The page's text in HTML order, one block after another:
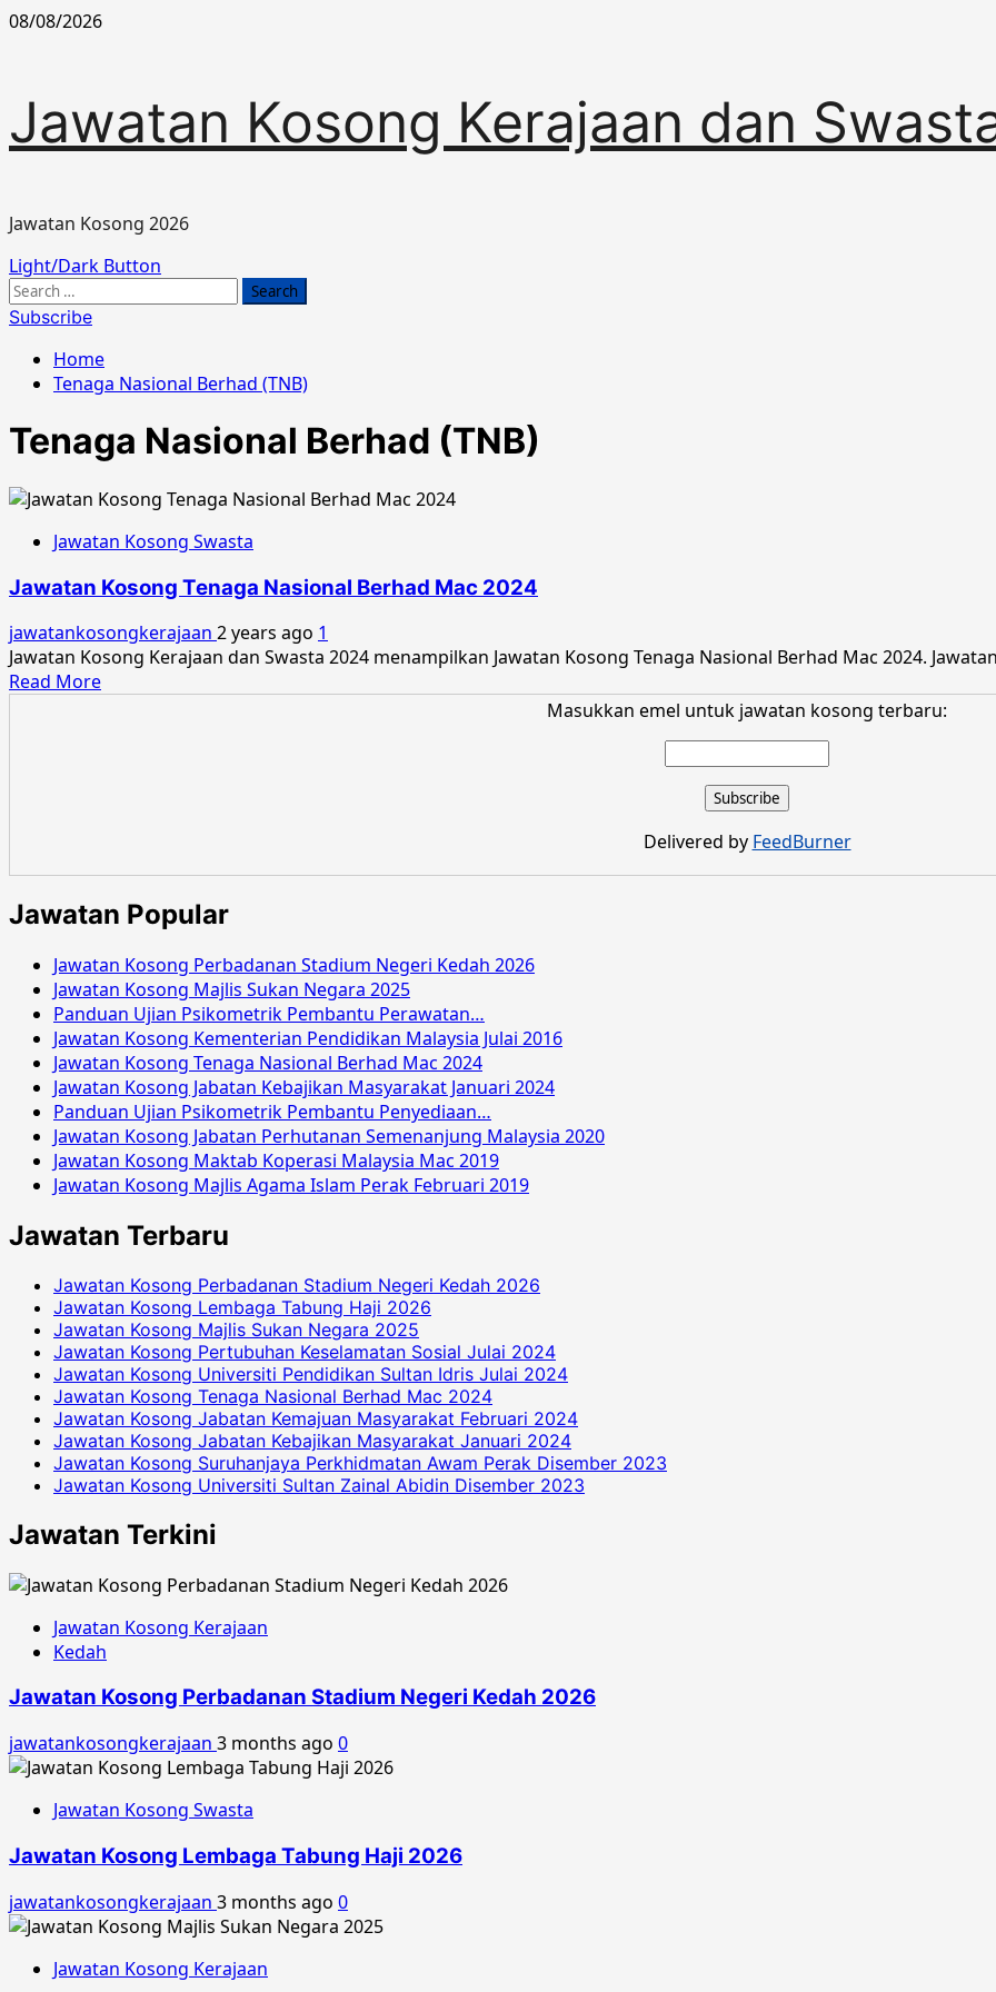
Skip
08/08/2026
Jawatan Kosong Kerajaan dan
Jawatan Kosong 2026
Primary
Menu
Light/Dark Button
Search
for:
Subscribe
Home
Tenaga Nasional Berhad (TNB)
Tenaga Nasional Berhad (TNB)
Jawatan Kosong Swasta
Jawatan Kosong Tenaga Nasional Berhad Mac 2024
jawatankosongkerajaan 2 years ago 1
Jawatan Kosong Kerajaan dan Swasta 2024 menampilkan Jawatan Kosong Tenaga Nasional Berhad Mac 2024.
Read MoreRead
Mac
2024
Masukkan emel untuk jawatan kosong terbaru:
Delivered by FeedBurner
Jawatan Popular
Jawatan Kosong Perbadanan Stadium Negeri Kedah 2026
Jawatan Kosong Majlis Sukan Negara 2025
Panduan Ujian Psikometrik Pembantu Perawatan…
Jawatan Kosong Kementerian Pendidikan Malaysia Julai 2016
Jawatan Kosong Tenaga Nasional Berhad Mac 2024
Jawatan Kosong Jabatan Kebajikan Masyarakat Januari 2024
Panduan Ujian Psikometrik Pembantu Penyediaan…
Jawatan Kosong Jabatan Perhutanan Semenanjung Malaysia 2020
Jawatan Kosong Maktab Koperasi Malaysia Mac 2019
Jawatan Kosong Majlis Agama Islam Perak Februari 2019
Jawatan Terbaru
Jawatan Kosong Perbadanan Stadium Negeri Kedah 2026
Jawatan Kosong Lembaga Tabung Haji 2026
Jawatan Kosong Majlis Sukan Negara 2025
Jawatan Kosong Pertubuhan Keselamatan Sosial Julai 2024
Jawatan Kosong Universiti Pendidikan Sultan Idris Julai 2024
Jawatan Kosong Tenaga Nasional Berhad Mac 2024
Jawatan Kosong Jabatan Kemajuan Masyarakat Februari 2024
Jawatan Kosong Jabatan Kebajikan Masyarakat Januari 2024
Jawatan Kosong Suruhanjaya Perkhidmatan Awam Perak Disember 2023
Jawatan Kosong Universiti Sultan Zainal Abidin Disember 2023
Jawatan Terkini
Jawatan Kosong Kerajaan
Kedah
Jawatan Kosong Perbadanan Stadium Negeri Kedah 2026
jawatankosongkerajaan 3 months ago 0
Jawatan Kosong Swasta
Jawatan Kosong Lembaga Tabung Haji 2026
jawatankosongkerajaan 3 months ago 0
Jawatan Kosong Kerajaan